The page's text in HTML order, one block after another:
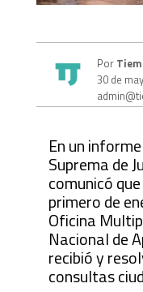
Por
30 de
En un
Suprema de
comunicó
primero de
Oficina
Nacional de
recibió y
consultas